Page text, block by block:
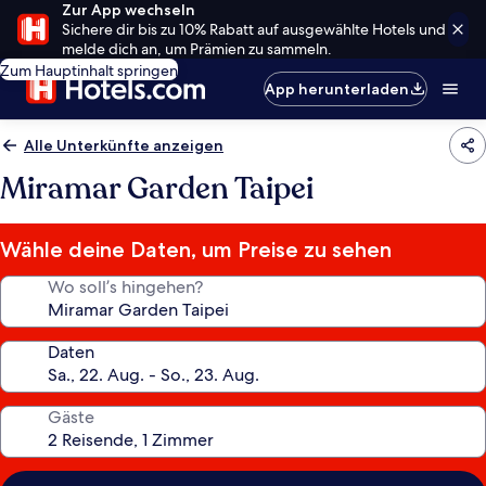
Zur App wechseln
Sichere dir bis zu 10% Rabatt auf ausgewählte Hotels und
melde dich an, um Prämien zu sammeln.
Zum Hauptinhalt springen
App herunterladen
Alle Unterkünfte anzeigen
Miramar Garden Taipei
Wähle deine Daten, um Preise zu sehen
Wo soll’s hingehen?
Daten
Gäste